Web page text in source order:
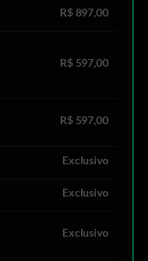
R$ 897,00
R$ 597,00
R$ 597,00
Exclusivo
Exclusivo
Exclusivo